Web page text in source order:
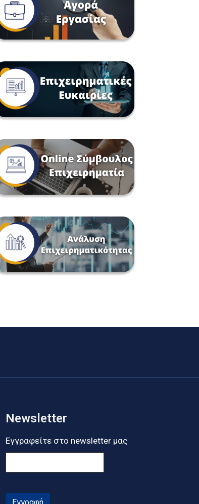
Newsletter
Εγγραφείτε στο newsletter μας